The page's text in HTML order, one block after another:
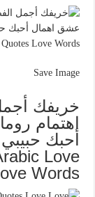
Save Image
خريفك
اهتمام
أحبك
Love
Words